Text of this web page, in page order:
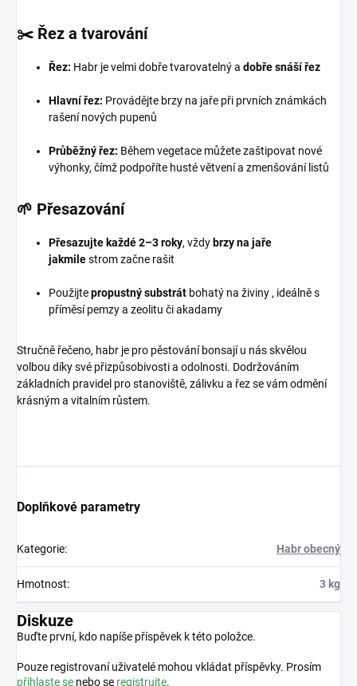
✂️ Řez a tvarování
Řez: Habr je velmi dobře tvarovatelný a dobře snáší řez
Hlavní řez: Provádějte brzy na jaře při prvních známkách
rašení nových pupenů
Průběžný řez: Během vegetace můžete zaštipovat nové
výhonky, čímž podpoříte husté větvení a zmenšování listů
🌱 Přesazování
Přesazujte každé 2–3 roky, vždy brzy na jaře
jakmilestrom začne rašit
Použijtepropustný substrát bohatý na živiny, ideálně s
příměsí pemzy a zeolitu či akadamy
Stručně řečeno, habr je pro pěstování bonsají u nás skvělou
volbou díky své přizpůsobivosti a odolnosti. Dodržováním
základních pravidel pro stanoviště, zálivku a řez se vám odmění
krásným a vitalním růstem.
Doplňkové parametry
Kategorie: Habr obecný
Hmotnost: 3 kg
Diskuze
Buďte první, kdo napíše příspěvek k této položce.
Pouze registrovaní uživatelé mohou vkládat příspěvky. Prosím
přihlaste se nebo se registrujte.